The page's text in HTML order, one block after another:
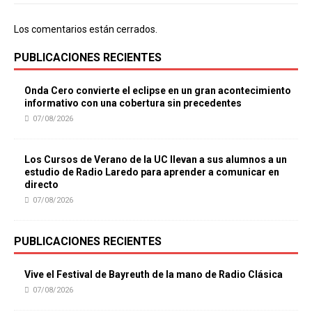
Los comentarios están cerrados.
PUBLICACIONES RECIENTES
Onda Cero convierte el eclipse en un gran acontecimiento
informativo con una cobertura sin precedentes
07/08/2026
Los Cursos de Verano de la UC llevan a sus alumnos a un
estudio de Radio Laredo para aprender a comunicar en
directo
07/08/2026
PUBLICACIONES RECIENTES
Vive el Festival de Bayreuth de la mano de Radio Clásica
07/08/2026